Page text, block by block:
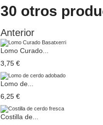
30 otros
Anterior
Lomo Curado...
3,75 €
Lomo de...
6,25 €
Costilla de...